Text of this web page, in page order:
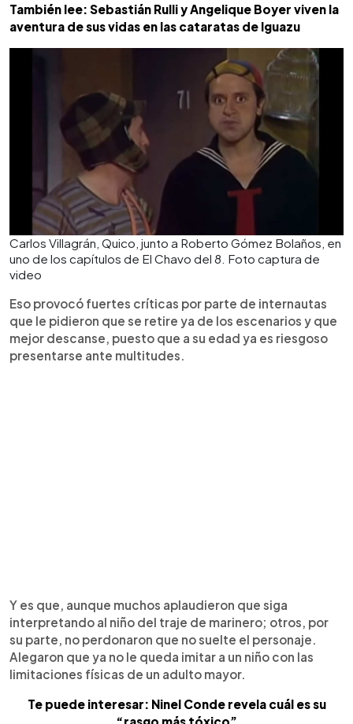
También lee: Sebastián Rulli y Angelique Boyer viven la
aventura de sus vidas en las cataratas de Iguazu
Carlos Villagrán, Quico, junto a Roberto Gómez Bolaños, en
uno de los capítulos de El Chavo del 8. Foto captura de
video
Eso provocó fuertes críticas por parte de internautas
que le pidieron que se retire ya de los escenarios y que
mejor descanse, puesto que a su edad ya es riesgoso
presentarse ante multitudes.
Y es que, aunque muchos aplaudieron que siga
interpretando al niño del traje de marinero; otros, por
su parte, no perdonaron que no suelte el personaje.
Alegaron que ya no le queda imitar a un niño con las
limitaciones físicas de un adulto mayor.
Te puede interesar: Ninel Conde revela cuál es su